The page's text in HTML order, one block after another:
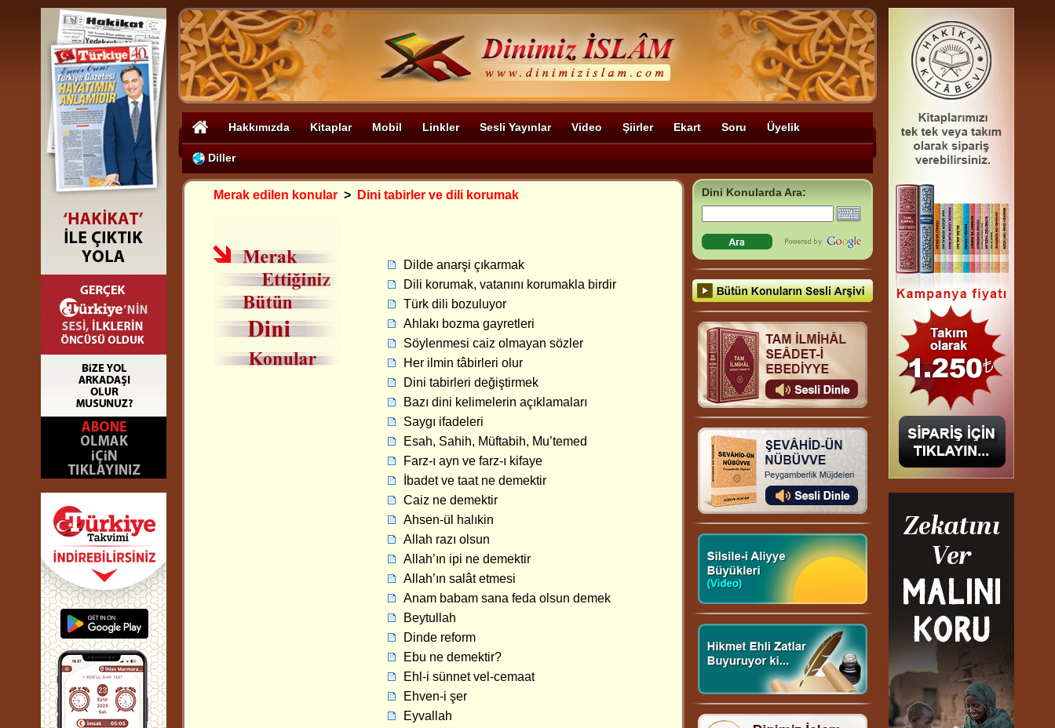
Hakkımızda Kitaplar Mobil Linkler Sesli Yayınlar Video Şiirler Ekart Soru Üyelik
Diller
Merak edilen konular > Dini tabirler ve dili korumak
Dilde anarşi çıkarmak
Dili korumak, vatanını korumakla birdir
Türk dili bozuluyor
Ahlakı bozma gayretleri
Söylenmesi caiz olmayan sözler
Her ilmin tâbirleri olur
Dini tabirleri değiştirmek
Bazı dini kelimelerin açıklamaları
Saygı ifadeleri
Esah, Sahih, Müftabih, Mu’temed
Farz-ı ayn ve farz-ı kifaye
İbadet ve taat ne demektir
Caiz ne demektir
Ahsen-ül halıkin
Allah razı olsun
Allah’ın ipi ne demektir
Allah’ın salât etmesi
Anam babam sana feda olsun demek
Beytullah
Dinde reform
Ebu ne demektir?
Ehl-i sünnet vel-cemaat
Ehven-i şer
Eyvallah
Dini Konularda Ara: